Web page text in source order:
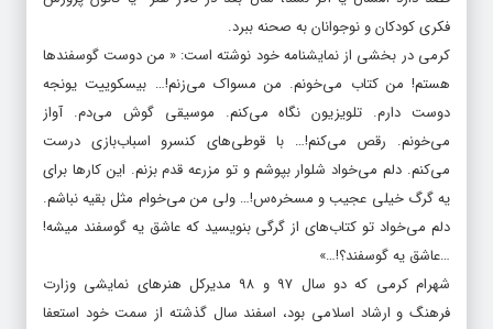
فکری کودکان و نوجوانان به صحنه ببرد.
کرمی در بخشی از نمایشنامه خود نوشته است:‌ « من دوست گوسفندها
هستم! من کتاب می‌خونم. من مسواک می‌زنم!… بیسکوییت یونجه
دوست دارم. تلویزیون نگاه می‌کنم. موسیقی گوش می‌دم. آواز
می‌خونم. رقص می‌کنم!… با قوطی‌های کنسرو اسباب‌بازی درست
می‌کنم. دلم می‌خواد شلوار بپوشم و تو مزرعه قدم بزنم. این کارها برای
یه گرگ خیلی عجیب و مسخره‌س!… ولی من می‌خوام مثل بقیه نباشم.
دلم می‌خواد تو کتاب‌های از گرگی بنویسید که عاشق یه گوسفند میشه!
…عاشق یه گوسفند؟!…»
شهرام کرمی که دو سال ۹۷ و ۹۸ مدیرکل هنرهای نمایشی وزارت
فرهنگ و ارشاد اسلامی بود، اسفند سال گذشته از سمت خود استعفا